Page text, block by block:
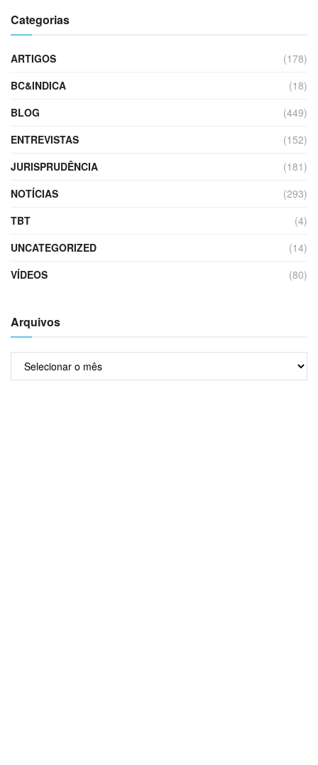
Categorias
ARTIGOS
(178)
BC&INDICA
(18)
BLOG
(449)
ENTREVISTAS
(152)
JURISPRUDÊNCIA
(181)
NOTÍCIAS
(293)
TBT
(4)
UNCATEGORIZED
(14)
VÍDEOS
(80)
Arquivos
Arquivos